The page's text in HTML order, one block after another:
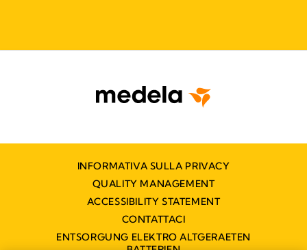
INFORMATIVA SULLA PRIVACY
QUALITY MANAGEMENT
ACCESSIBILITY STATEMENT
CONTATTACI
ENTSORGUNG ELEKTRO ALTGERAETEN